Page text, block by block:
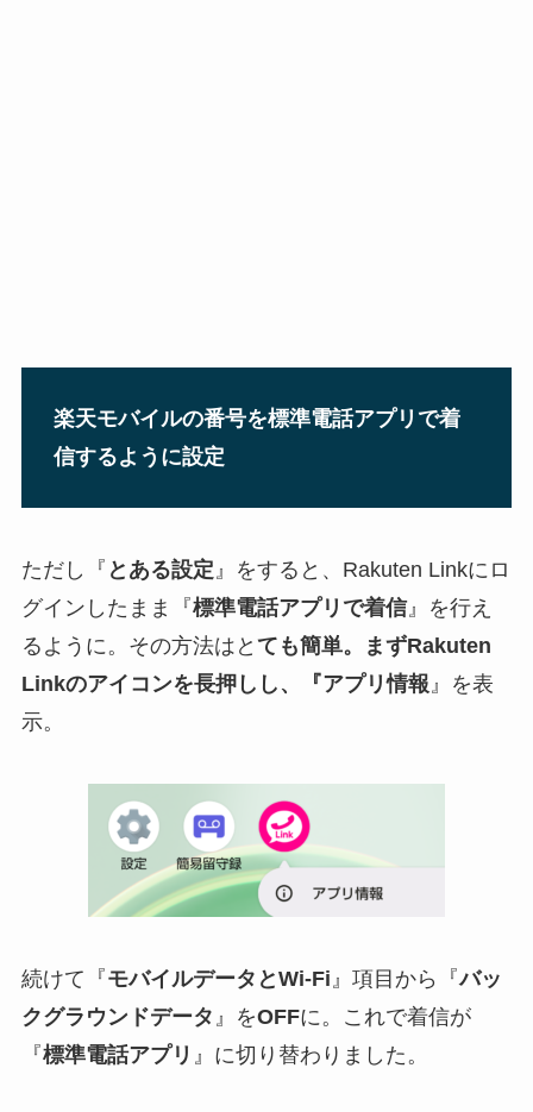
楽天モバイルの番号を標準電話アプリで着
信するように設定
ただし『 とある設定』をすると、Rakuten Linkにロ
グインしたまま『標準電話アプリで着信』を行え
るように。その方法はと ても簡単。まずRakuten
Linkのアイコンを長押しし、『アプリ情報』を表
示。
続けて『モバイルデータとWi-Fi 』項目から『バッ
クグラウンドデータ 』をOFFに。これで着信が
『標準電話アプリ 』に切り替わりました。